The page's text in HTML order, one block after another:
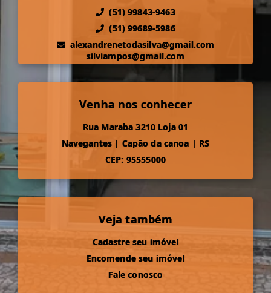
(51) 99843-9463
(51) 99689-5986
alexandrenetodasilva@gmail.com
silviampos@gmail.com
Venha nos conhecer
Rua Maraba 3210 Loja 01
Navegantes | Capão da canoa | RS
CEP: 95555000
Veja também
Cadastre seu imóvel
Encomende seu imóvel
Fale conosco